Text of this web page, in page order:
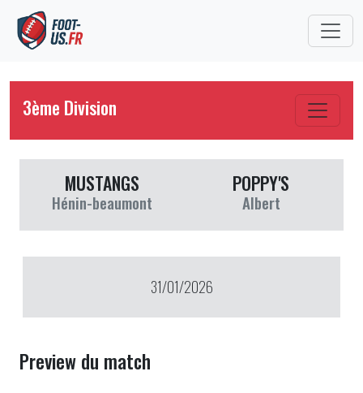
3ème Division
MUSTANGS
Hénin-beaumont
POPPY'S
Albert
31/01/2026
Preview du match